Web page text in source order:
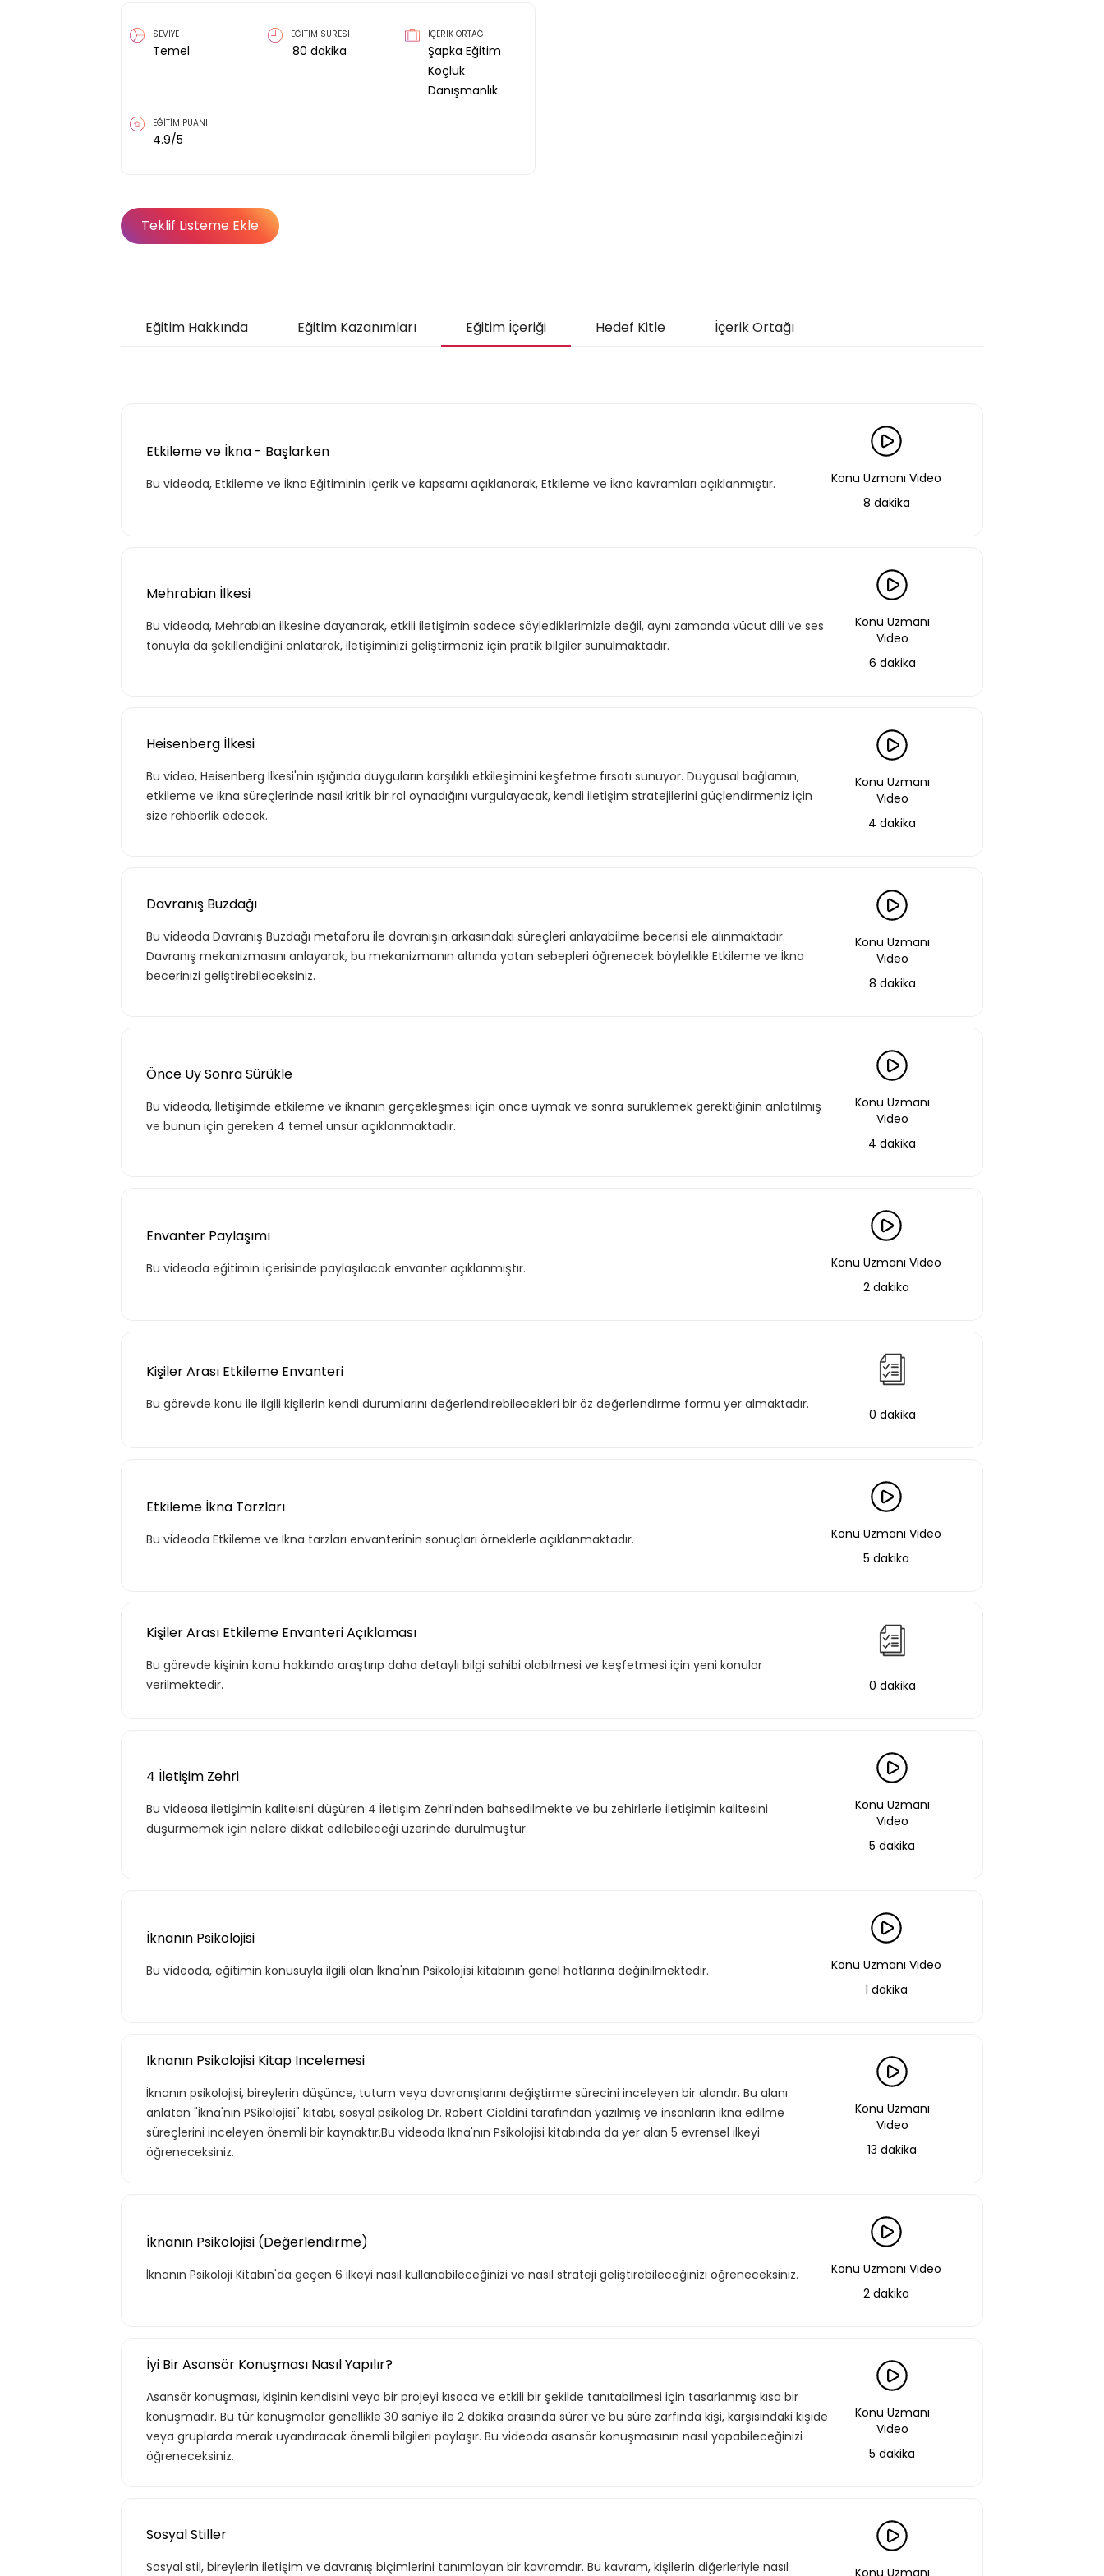
SEVİYE
Temel
EĞİTİM SÜRESİ
80 dakika
İÇERİK ORTAĞI
Şapka Eğitim
Koçluk
Danışmanlık
EĞİTİM PUANI
4.9/5
Teklif Listeme Ekle
Eğitim Hakkında Eğitim Kazanımları Eğitim İçeriği Hedef Kitle İçerik Ortağı
Etkileme ve İkna - Başlarken
Bu videoda, Etkileme ve İkna Eğitiminin içerik ve kapsamı açıklanarak, Etkileme ve İkna kavramları açıklanmıştır.
Konu Uzmanı Video
8 dakika
Mehrabian İlkesi
Bu videoda, Mehrabian ilkesine dayanarak, etkili iletişimin sadece söylediklerimizle değil, aynı zamanda vücut dili ve ses
tonuyla da şekillendiğini anlatarak, iletişiminizi geliştirmeniz için pratik bilgiler sunulmaktadır.
Konu Uzmanı
Video
6 dakika
Heisenberg İlkesi
Bu video, Heisenberg İlkesi'nin ışığında duyguların karşılıklı etkileşimini keşfetme fırsatı sunuyor. Duygusal bağlamın,
etkileme ve ikna süreçlerinde nasıl kritik bir rol oynadığını vurgulayacak, kendi iletişim stratejilerini güçlendirmeniz için
size rehberlik edecek.
Konu Uzmanı
Video
4 dakika
Davranış Buzdağı
Bu videoda Davranış Buzdağı metaforu ile davranışın arkasındaki süreçleri anlayabilme becerisi ele alınmaktadır.
Davranış mekanizmasını anlayarak, bu mekanizmanın altında yatan sebepleri öğrenecek böylelikle Etkileme ve İkna
becerinizi geliştirebileceksiniz.
Konu Uzmanı
Video
8 dakika
Önce Uy Sonra Sürükle
Bu videoda, İletişimde etkileme ve iknanın gerçekleşmesi için önce uymak ve sonra sürüklemek gerektiğinin anlatılmış
ve bunun için gereken 4 temel unsur açıklanmaktadır.
Konu Uzmanı
Video
4 dakika
Envanter Paylaşımı
Bu videoda eğitimin içerisinde paylaşılacak envanter açıklanmıştır.
Konu Uzmanı Video
2 dakika
Kişiler Arası Etkileme Envanteri
Bu görevde konu ile ilgili kişilerin kendi durumlarını değerlendirebilecekleri bir öz değerlendirme formu yer almaktadır.
0 dakika
Etkileme İkna Tarzları
Bu videoda Etkileme ve İkna tarzları envanterinin sonuçları örneklerle açıklanmaktadır.
Konu Uzmanı Video
5 dakika
Kişiler Arası Etkileme Envanteri Açıklaması
Bu görevde kişinin konu hakkında araştırıp daha detaylı bilgi sahibi olabilmesi ve keşfetmesi için yeni konular
verilmektedir.
0 dakika
4 İletişim Zehri
Bu videosa iletişimin kaliteisni düşüren 4 İletişim Zehri'nden bahsedilmekte ve bu zehirlerle iletişimin kalitesini
düşürmemek için nelere dikkat edilebileceği üzerinde durulmuştur.
Konu Uzmanı
Video
5 dakika
İknanın Psikolojisi
Bu videoda, eğitimin konusuyla ilgili olan İkna'nın Psikolojisi kitabının genel hatlarına değinilmektedir.
Konu Uzmanı Video
1 dakika
İknanın Psikolojisi Kitap İncelemesi
İknanın psikolojisi, bireylerin düşünce, tutum veya davranışlarını değiştirme sürecini inceleyen bir alandır. Bu alanı
anlatan "İkna'nın PSikolojisi" kitabı, sosyal psikolog Dr. Robert Cialdini tarafından yazılmış ve insanların ikna edilme
süreçlerini inceleyen önemli bir kaynaktır.Bu videoda İkna'nın Psikolojisi kitabında da yer alan 5 evrensel ilkeyi
öğreneceksiniz.
Konu Uzmanı
Video
13 dakika
İknanın Psikolojisi (Değerlendirme)
İknanın Psikoloji Kitabın'da geçen 6 ilkeyi nasıl kullanabileceğinizi ve nasıl strateji geliştirebileceğinizi öğreneceksiniz.
Konu Uzmanı Video
2 dakika
İyi Bir Asansör Konuşması Nasıl Yapılır?
Asansör konuşması, kişinin kendisini veya bir projeyi kısaca ve etkili bir şekilde tanıtabilmesi için tasarlanmış kısa bir
konuşmadır. Bu tür konuşmalar genellikle 30 saniye ile 2 dakika arasında sürer ve bu süre zarfında kişi, karşısındaki kişide
veya gruplarda merak uyandıracak önemli bilgileri paylaşır. Bu videoda asansör konuşmasının nasıl yapabileceğinizi
öğreneceksiniz.
Konu Uzmanı
Video
5 dakika
Sosyal Stiller
Sosyal stil, bireylerin iletişim ve davranış biçimlerini tanımlayan bir kavramdır. Bu kavram, kişilerin diğerleriyle nasıl Konu Uzmanı
Kurumun temelde ihtiyaç duyacağı, hem özel hem de iş
kapsar.
Basic Paketi Kapsar
Basic Katalog içerisindeki eğitimlere ek olarak, hazır öğrenme
deneyimleri haline getirdiğimiz gelişim yolculukları; liderlik
eğitimleri ve yenilikçi öğrenme yöntemleri ile hazırlanmış